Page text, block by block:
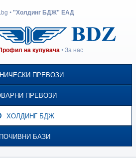
•"Холдинг БДЖ" ЕАД
на купувача •За нас
ПРЕВОЗИ
ПРЕВОЗИ
ХОЛДИНГ БДЖ
ПОЧИВНИ БАЗИ